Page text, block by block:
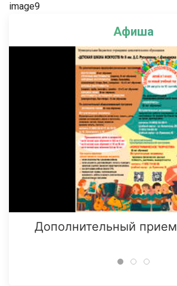
Афиша
Дополнительный прием
image9